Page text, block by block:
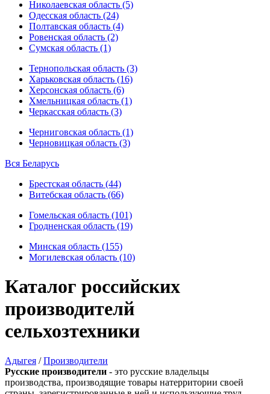
Николаевская область (5)
Одесская область (24)
Полтавская область (4)
Ровенская область (2)
Сумская область (1)
Тернопольская область (3)
Харьковская область (16)
Херсонская область (6)
Хмельницкая область (1)
Черкасская область (3)
Черниговская область (1)
Черновицкая область (3)
Вся Беларусь
Брестская область (44)
Витебская область (66)
Гомельская область (101)
Гродненская область (19)
Минская область (155)
Могилевская область (10)
Каталог российских
производителй
сельхозтехники
Адыгея /Производители
Русские производители - это русские владельцы
производства, производящие товары натерритории своей